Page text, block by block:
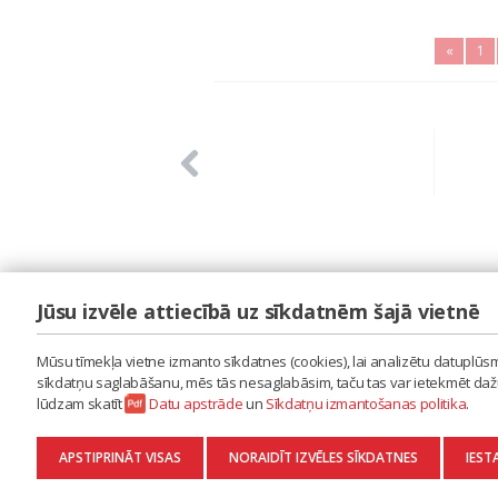
« 1
LAIPA
ES RADU MŪZIKU
AKTUALITĀTES
KONTAKTI
SĪKDATŅU IZMANTOŠANAS POLITIKA
DATU APSTRĀDE
Jūsu izvēle attiecībā uz sīkdatnēm šajā vietnē
Mūsu tīmekļa vietne izmanto sīkdatnes (cookies), lai analizētu
sīkdatņu saglabāšanu, mēs tās nesaglabāsim, taču tas var ietekmēt
lūdzam skatīt
Datu apstrādeun Sīkdatņu izmantošanas politika.
APSTIPRINĀT VISAS NORAIDĪT IZVĒLES SĪKDATNES